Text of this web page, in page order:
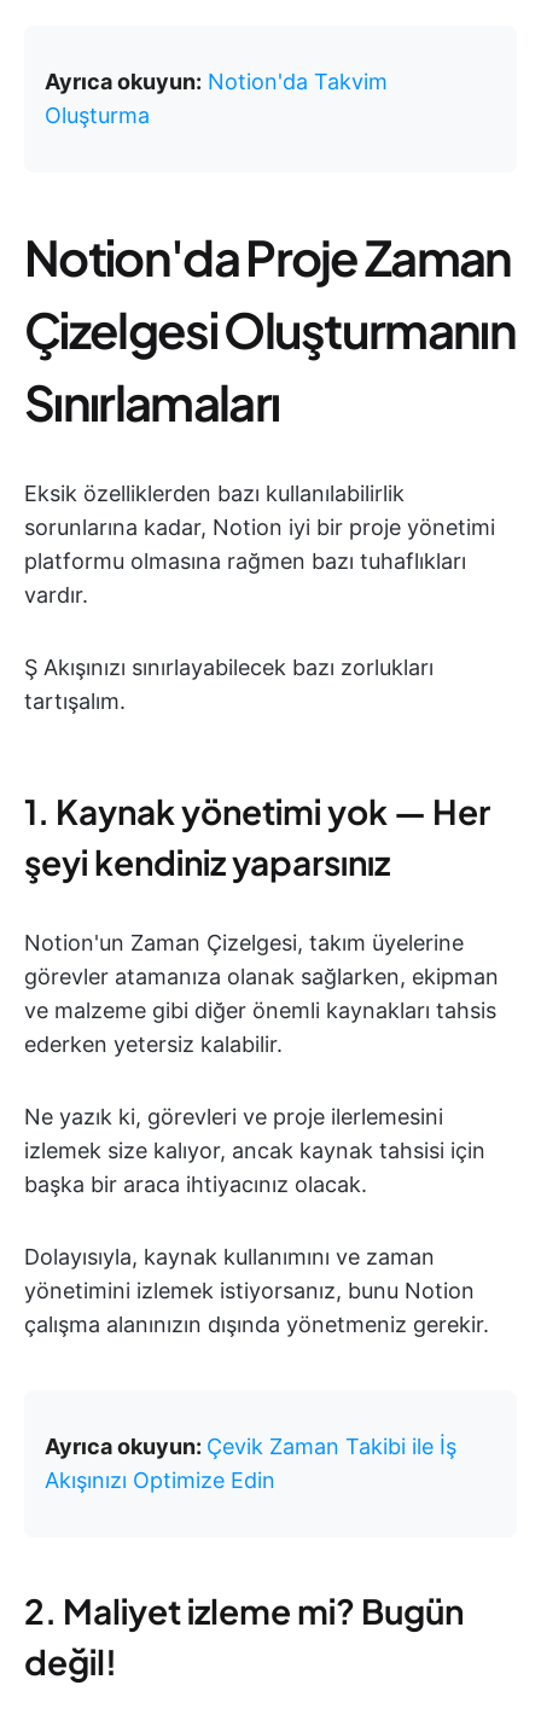
Ayrıca okuyun: Notion'da Takvim
Oluşturma
Notion'da Proje Zaman
Çizelgesi Oluşturmanın
Sınırlamaları
Eksik özelliklerden bazı kullanılabilirlik
sorunlarına kadar, Notion iyi bir proje yönetimi
platformu olmasına rağmen bazı tuhaflıkları
vardır.
Ş Akışınızı sınırlayabilecek bazı zorlukları
tartışalım.
1. Kaynak yönetimi yok — Her
şeyi kendiniz yaparsınız
Notion'un Zaman Çizelgesi, takım üyelerine
görevler atamanıza olanak sağlarken, ekipman
ve malzeme gibi diğer önemli kaynakları tahsis
ederken yetersiz kalabilir.
Ne yazık ki, görevleri ve proje ilerlemesini
izlemek size kalıyor, ancak kaynak tahsisi için
başka bir araca ihtiyacınız olacak.
Dolayısıyla, kaynak kullanımını ve zaman
yönetimini izlemek istiyorsanız, bunu Notion
çalışma alanınızın dışında yönetmeniz gerekir.
Ayrıca okuyun: Çevik Zaman Takibi ile İş
Akışınızı Optimize Edin
2. Maliyet izleme mi? Bugün
değil!